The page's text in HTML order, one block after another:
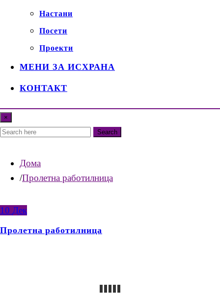
Настани
Посети
Проекти
МЕНИ ЗА ИСХРАНА
КОНТАКТ
×
Search
Дома
Пролетна работилница
10 Дек
Пролетна работилница